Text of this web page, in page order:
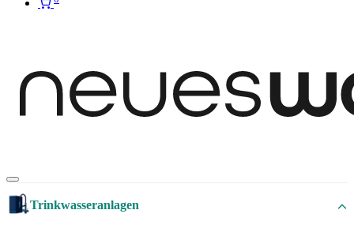
Trinkwasseranlagen